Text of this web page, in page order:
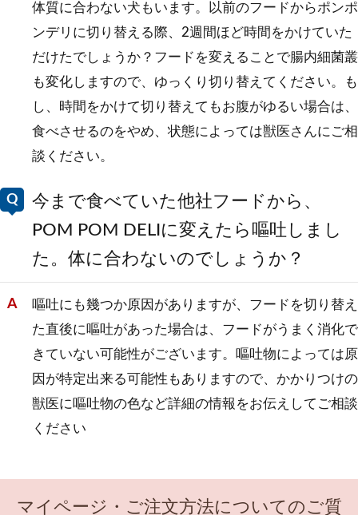
体質に合わない犬もいます。以前のフードからポンポ
ンデリに切り替える際、2週間ほど時間をかけていた
だけたでしょうか？フードを変えることで腸内細菌叢
も変化しますので、ゆっくり切り替えてください。も
し、時間をかけて切り替えてもお腹がゆるい場合は、
食べさせるのをやめ、状態によっては獣医さんにご相
談ください。
今まで食べていた他社フードから、
POM POM DELIに変えたら嘔吐しまし
た。体に合わないのでしょうか？
嘔吐にも幾つか原因がありますが、フードを切り替え
た直後に嘔吐があった場合は、フードがうまく消化で
きていない可能性がございます。嘔吐物によっては原
因が特定出来る可能性もありますので、かかりつけの
獣医に嘔吐物の色など詳細の情報をお伝えしてご相談
ください
マイページ・ご注文方法についてのご質